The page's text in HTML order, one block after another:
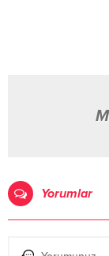
Yorumlar